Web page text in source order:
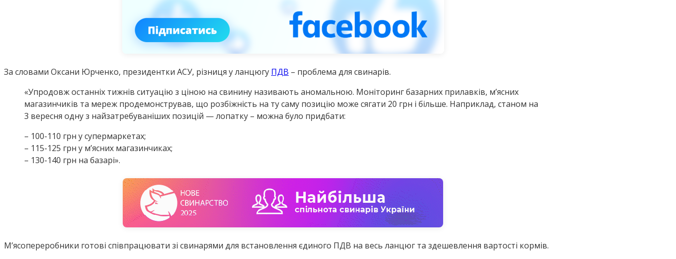
За словами Оксани Юрченко, президентки АСУ, різниця у ланцюгу ПДВ – проблема для свинарів.
«Упродовж останніх тижнів ситуацію з ціною на свинину називають аномальною. Моніторинг базарних прилавків, м’ясних
магазинчиків та мереж продемонстрував, що розбіжність на ту саму позицію може сягати 20 грн і більше. Наприклад, станом на
3 вересня одну з найзатребуваніших позицій — лопатку – можна було придбати:
– 100-110 грн у супермаркетах;
– 115-125 грн у м’ясних магазинчиках;
– 130-140 грн на базарі».
М’ясопереробники готові співпрацювати зі свинарями для встановлення єдиного ПДВ на весь ланцюг та здешевлення вартості кормів.